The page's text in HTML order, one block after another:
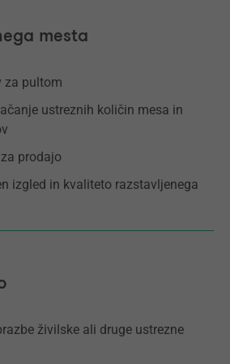
mesta
za pultom
ustreznih količin mesa in
prodajo
izgled in kvaliteto razstavljenega
živilske ali druge ustrezne